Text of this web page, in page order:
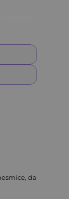
da